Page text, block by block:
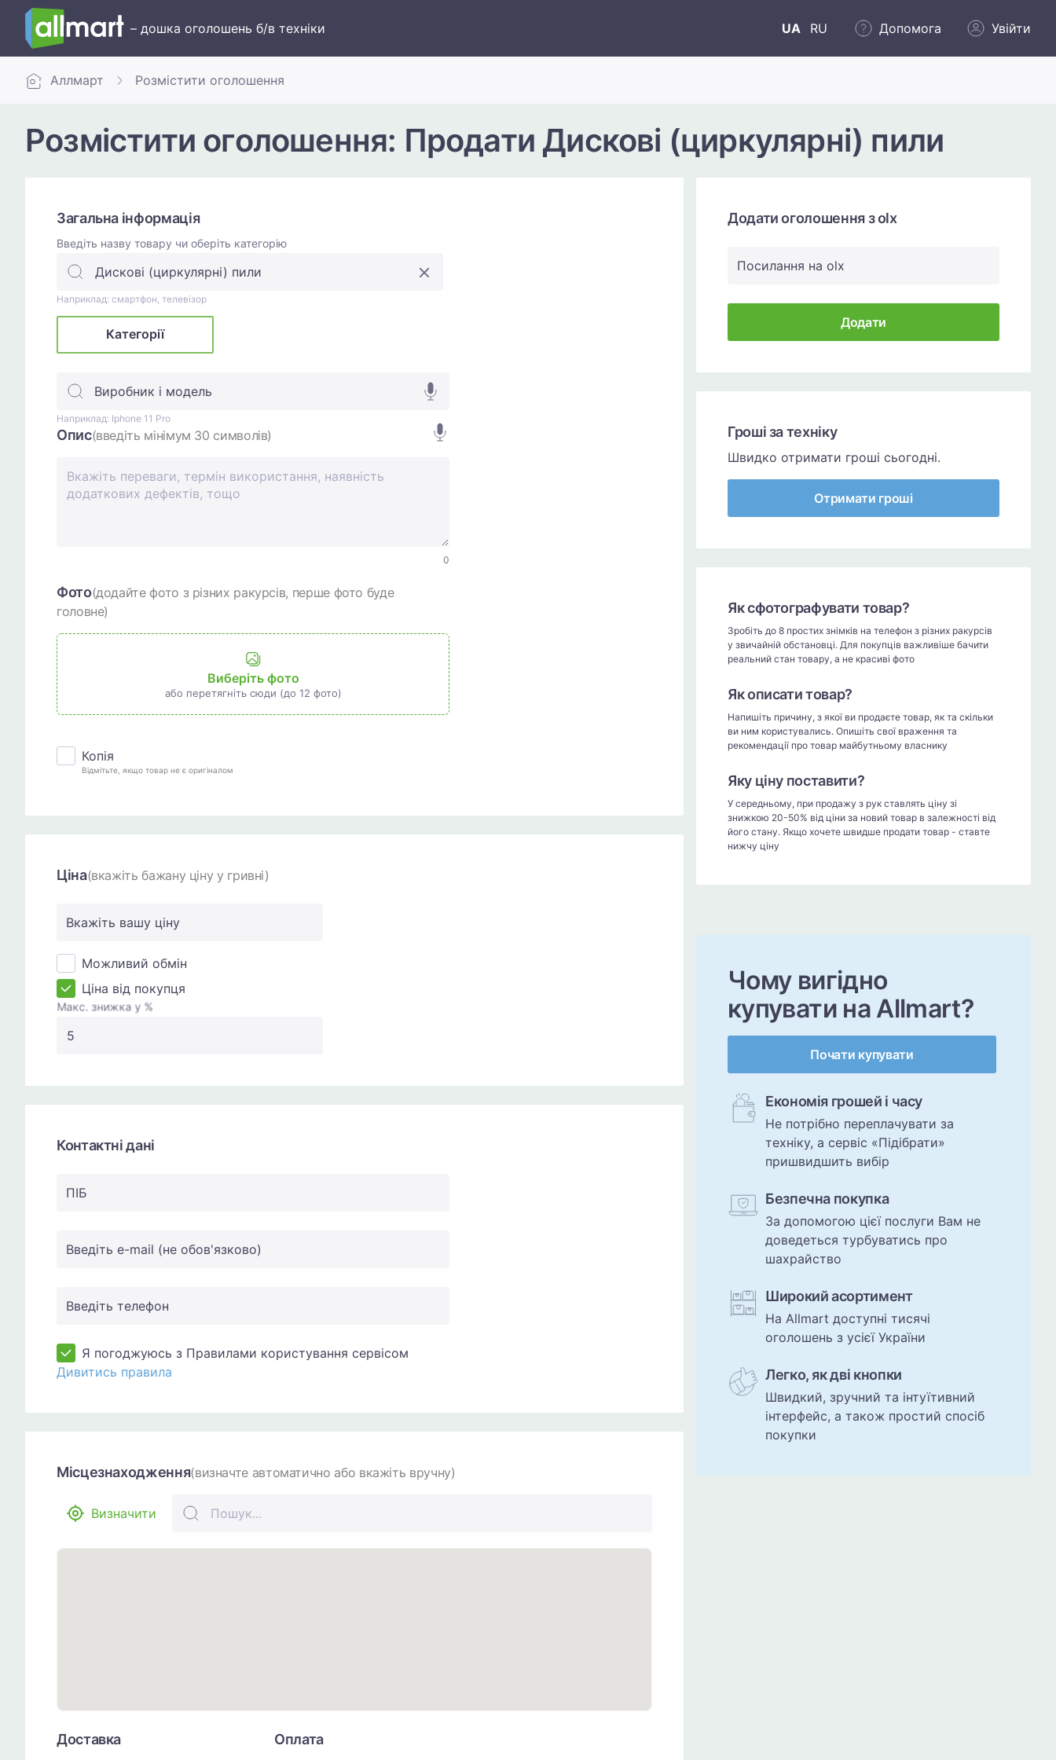
– дошка оголошень б/в техніки UA RU Допомога Увійти
Аллмарт Розмістити оголошення
Розмістити оголошення: Продати Дискові (циркулярні) пили
Загальна інформація
Введіть назву товару чи оберіть категорію
Наприклад: смартфон, телевізор
Категорії
Виробник і модель
Наприклад: Iphone 11 Pro
Опис(введіть мінімум 30 символів)
0
Фото(додайте фото з різних ракурсів, перше фото буде
головне)
Виберіть фото
або перетягніть сюди (до 12 фото)
Копія
Відмітьте, якщо товар не є оригіналом
Ціна(вкажіть бажану ціну у гривні)
Вкажіть вашу ціну
Можливий обмін
Ціна від покупця
Макс. знижка у %
Контактні дані
ПIБ
Введіть e-mail (не обов'язково)
Введіть телефон
Я погоджуюсь з Правилами користування сервісом
Дивитись правила
Місцезнаходження(визначте автоматично або вкажіть вручну)
Визначити
Доставка Оплата
Додати оголошення з olx
Посилання на olx
Додати
Гроші за техніку
Швидко отримати гроші сьогодні.
Отримати гроші
Як сфотографувати товар?
Зробіть до 8 простих знімків на телефон з різних ракурсів
у звичайній обстановці. Для покупців важливіше бачити
реальний стан товару, а не красиві фото
Як описати товар?
Напишіть причину, з якої ви продаєте товар, як та скільки
ви ним користувались. Опишіть свої враження та
рекомендації про товар майбутньому власнику
Яку ціну поставити?
У середньому, при продажу з рук ставлять ціну зі
знижкою 20-50% від ціни за новий товар в залежності від
його стану. Якщо хочете швидше продати товар - ставте
нижчу ціну
Чому вигідно
купувати на Allmart?
Почати купувати
Економія грошей і часу
Не потрібно переплачувати за
техніку, а сервіс «Підібрати»
пришвидшить вибір
Безпечна покупка
За допомогою цієї послуги Вам не
доведеться турбуватись про
шахрайство
Широкий асортимент
На Allmart доступні тисячі
оголошень з усієї України
Легко, як дві кнопки
Швидкий, зручний та інтуїтивний
інтерфейс, а також простий спосіб
покупки